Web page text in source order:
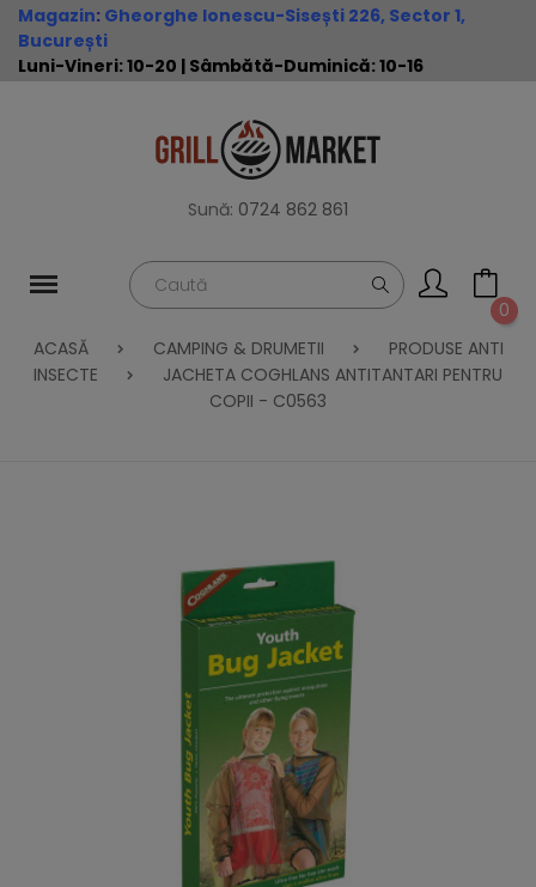
Magazin: Gheorghe Ionescu-Sisești 226, Sector 1,
București
Luni-Vineri: 10-20 | Sâmbătă-Duminică: 10-16
Sună: 0724 862 861
0
ACASĂ
CAMPING & DRUMETII
PRODUSE ANTI
INSECTE
JACHETA COGHLANS ANTITANTARI PENTRU
COPII - C0563